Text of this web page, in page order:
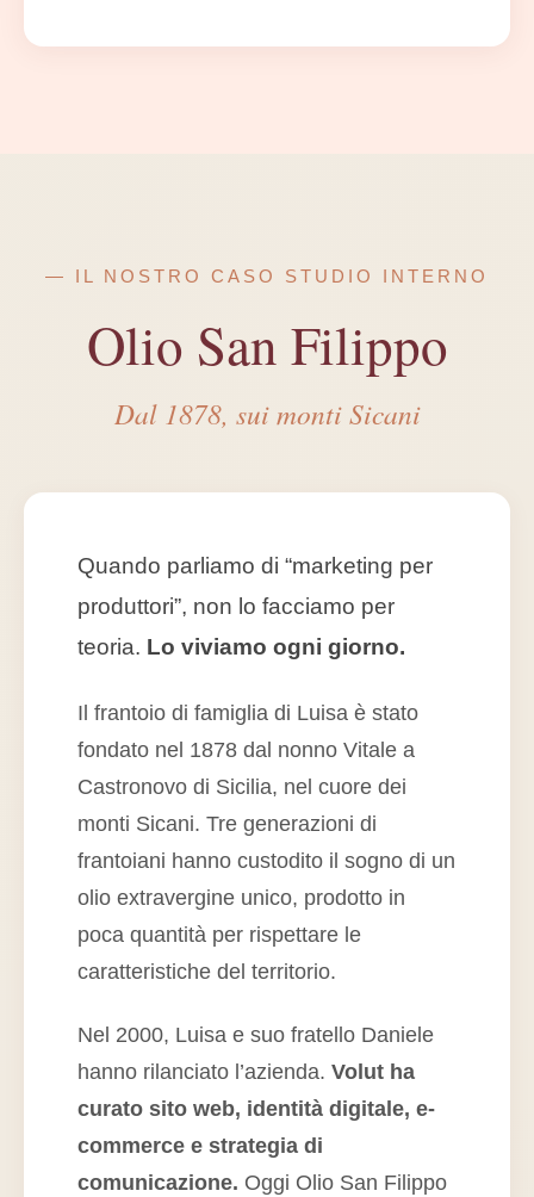
— IL NOSTRO CASO STUDIO INTERNO
Olio San Filippo
Dal 1878, sui monti Sicani
Quando parliamo di “marketing per
produttori”, non lo facciamo per
teoria. Lo viviamo ogni giorno.
Il frantoio di famiglia di Luisa è stato
fondato nel 1878 dal nonno Vitale a
Castronovo di Sicilia, nel cuore dei
monti Sicani. Tre generazioni di
frantoiani hanno custodito il sogno di un
olio extravergine unico, prodotto in
poca quantità per rispettare le
caratteristiche del territorio.
Nel 2000, Luisa e suo fratello Daniele
hanno rilanciato l’azienda. Volut ha
curato sito web, identità digitale, e-
commerce e strategia di
comunicazione. Oggi Olio San Filippo